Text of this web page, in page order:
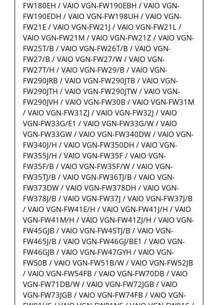
FW180EH / VAIO VGN-FW190EBH / VAIO VGN-
FW190EDH / VAIO VGN-FW198UH / VAIO VGN-
FW21E / VAIO VGN-FW21J / VAIO VGN-FW21L /
VAIO VGN-FW21M / VAIO VGN-FW21Z / VAIO VGN-
FW25T/B / VAIO VGN-FW26T/B / VAIO VGN-
FW27/B / VAIO VGN-FW27/W / VAIO VGN-
FW27T/H / VAIO VGN-FW29/B / VAIO VGN-
FW290JRB / VAIO VGN-FW290JTB / VAIO VGN-
FW290JTH / VAIO VGN-FW290JTW / VAIO VGN-
FW290JVH / VAIO VGN-FW30B / VAIO VGN-FW31M
/ VAIO VGN-FW31ZJ / VAIO VGN-FW32J / VAIO
VGN-FW33G/E1 / VAIO VGN-FW33G/W / VAIO
VGN-FW33GW / VAIO VGN-FW340DW / VAIO VGN-
FW340J/H / VAIO VGN-FW350DH / VAIO VGN-
FW355J/H / VAIO VGN-FW35F / VAIO VGN-
FW35F/B / VAIO VGN-FW35F/W / VAIO VGN-
FW35TJ/B / VAIO VGN-FW36TJ/B / VAIO VGN-
FW373DW / VAIO VGN-FW378DH / VAIO VGN-
FW378J/B / VAIO VGN-FW37J / VAIO VGN-FW37J/B
/ VAIO VGN-FW41E/H / VAIO VGN-FW41J/H / VAIO
VGN-FW41M/H / VAIO VGN-FW41ZJ/H / VAIO VGN-
FW45GJB / VAIO VGN-FW45TJ/B / VAIO VGN-
FW465J/B / VAIO VGN-FW46GJ/BE1 / VAIO VGN-
FW46GJB / VAIO VGN-FW47GYH / VAIO VGN-
FW50B / VAIO VGN-FW51B/W / VAIO VGN-FW52JB
/ VAIO VGN-FW54FB / VAIO VGN-FW70DB / VAIO
VGN-FW71DB/W / VAIO VGN-FW72JGB / VAIO
VGN-FW73JGB / VAIO VGN-FW74FB / VAIO VGN-